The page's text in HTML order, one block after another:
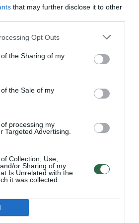
that may further disclose it to other
Opt Outs
the Sharing of my
the Sale of my
processing my
Targeted Advertising.
Collection, Use,
or Sharing of my
Is Unrelated with the
it was collected.
00:15:54
laiko bandymu įsitvirtinti
yra neteisus
Visi įrašai